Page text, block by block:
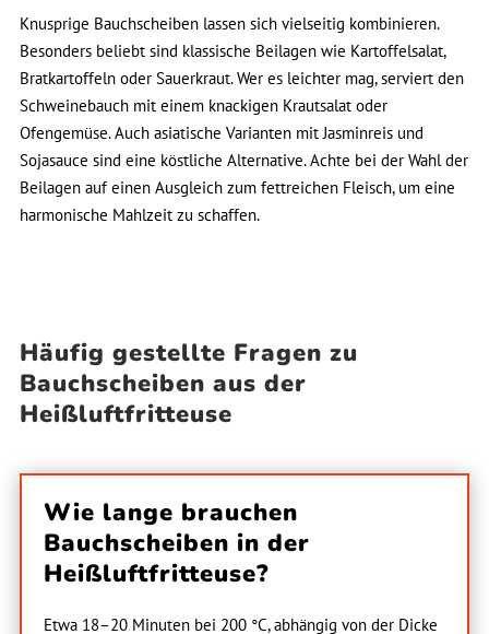
Knusprige Bauchscheiben lassen sich vielseitig kombinieren.
Besonders beliebt sind klassische Beilagen wie Kartoffelsalat,
Bratkartoffeln oder Sauerkraut. Wer es leichter mag, serviert den
Schweinebauch mit einem knackigen Krautsalat oder
Ofengemüse. Auch asiatische Varianten mit Jasminreis und
Sojasauce sind eine köstliche Alternative. Achte bei der Wahl der
Beilagen auf einen Ausgleich zum fettreichen Fleisch, um eine
harmonische Mahlzeit zu schaffen.
Häufig gestellte Fragen zu
Bauchscheiben aus der
Heißluftfritteuse
Wie lange brauchen
Bauchscheiben in der
Heißluftfritteuse?
Etwa 18–20 Minuten bei 200 °C, abhängig von der Dicke